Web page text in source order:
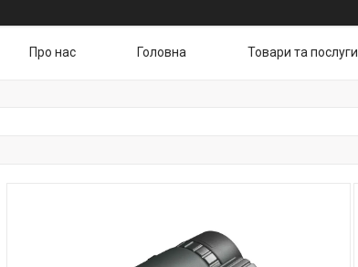
Про нас Головна Товари та послуги